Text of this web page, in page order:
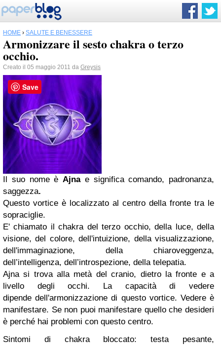
HOME › SALUTE E BENESSERE
Armonizzare il sesto chakra o terzo
occhio.
Creato il 05 maggio 2011 da Greysis
Il suo nome è Ajna e significacomando, padronanza,
saggezza.
Questo vortice è localizzato al centro della fronte tra le
sopraciglie.
E' chiamato il chakra del terzo occhio, della luce, della
visione, del colore, dell'intuizione, della visualizzazione,
dell'immaginazione, della chiaroveggenza,
dell’intelligenza, dell’introspezione, della telepatia.
Ajnasi trova alla metà del cranio, dietro la fronte e a
livello degli occhi. La capacità di vedere
dipende dell'armonizzazione di questo vortice. Vedere è
manifestare. Se non puoi manifestare quello che desideri
è perché hai problemi con questo centro.
Sintomi di chakra bloccato: testa pesante,
Save